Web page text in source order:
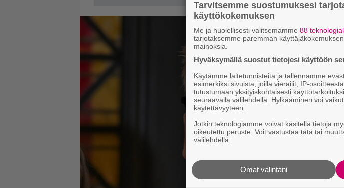
Tarvitsemme suostumuksesi
käyttökokemuksen
Me ja huolellisesti valitsemamme 88
tarjotaksemme paremman
mainoksia.
Hyväksymällä suostut tietojesi käyttöön
Käytämme laitetunnisteita ja tallennamme
esimerkiksi sivuista, joilla vierailit, IP-
tutustumaan yksityiskohtaisesti
seuraavalla välilehdellä. Hylkääminen voi
käytettävyyteen.
Jotkin teknologiamme voivat käsitellä tietoja
oikeutettu peruste. Voit vastustaa tätä tai
välilehdellä.
Omat valintani